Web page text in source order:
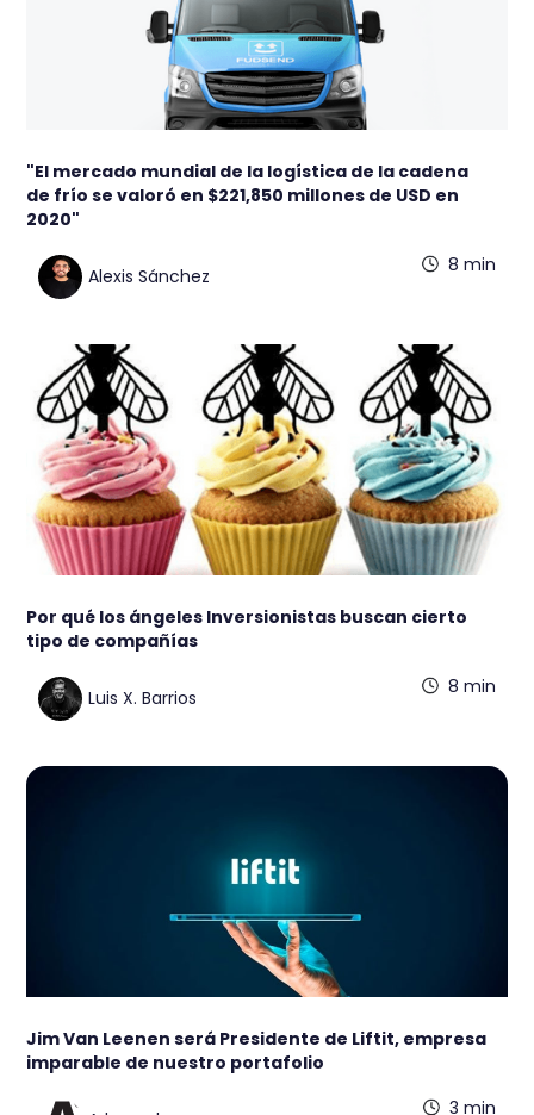
"El mercado mundial de la logística de la cadena
de frío se valoró en $221,850 millones de USD en
2020"
Alexis Sánchez
8 min
Por qué los ángeles Inversionistas buscan cierto
tipo de compañías
Luis X. Barrios
8 min
Jim Van Leenen será Presidente de Liftit, empresa
imparable de nuestro portafolio
3 min